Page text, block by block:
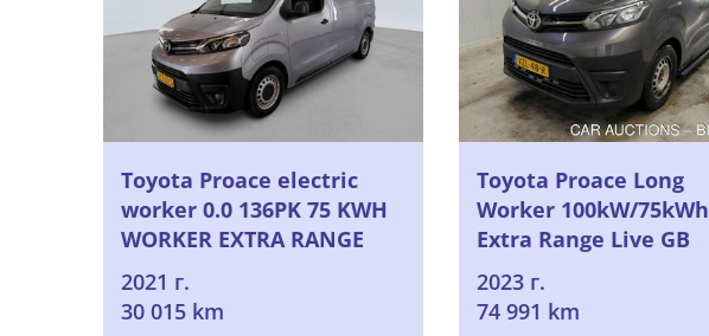
Toyota Proace electric
worker 0.0 136PK 75 KWH
WORKER EXTRA RANGE
NAVIGATOR 1000KG, 2021
2021 г.
30 015 km
Toyota Proace Long
Worker 100kW/75kWh
Extra Range Live GB
automaat, 2023
2023 г.
74 991 km